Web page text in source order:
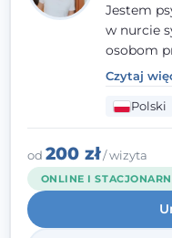
Jestem
w nurcie
osobom
się w
oraz
Czytaj
Polski
od 200 zł/ wizyta
ONLINE I